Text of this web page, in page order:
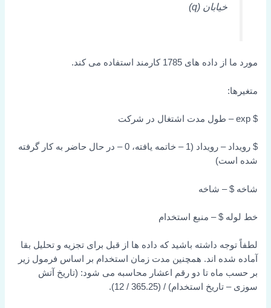
خیابان (q)
مورد ما از داده های 1785 کارمند استفاده می کند.
متغیرها:
$ exp – طول مدت اشتغال در شرکت
$ رویداد – رویداد (1 – خاتمه یافته، 0 – در حال حاضر به کار گرفته
شده است)
شاخه $ – شاخه
خط لوله $ – منبع استخدام
لطفاً توجه داشته باشید که داده ها از قبل برای تجزیه و تحلیل بقا
آماده شده اند. همچنین مدت زمان استخدام بر اساس فرمول زیر
بر حسب ماه تا دو رقم اعشار محاسبه می شود: (تاریخ آتش
سوزی – تاریخ استخدام) / (365.25 / 12).